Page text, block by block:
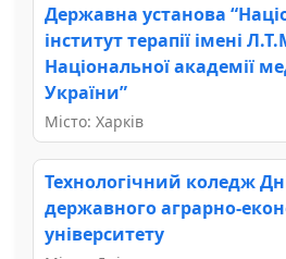
Державна установа
інститут терапії імені
Національної академії
України”
Місто: Харків
Технологічний коледж
державного аграрно-
університету